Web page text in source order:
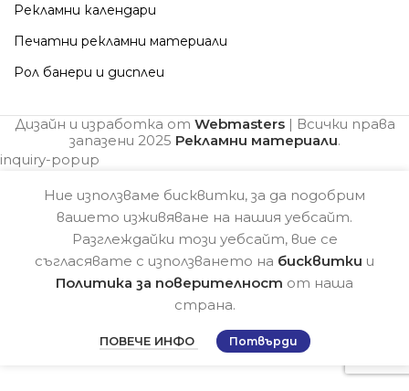
Рекламни календари
Печатни рекламни материали
Рол банери и дисплеи
Дизайн и изработка от Webmasters| Всички права
запазени 2025 Рекламни материали.
inquiry-popup
Ние използваме бисквитки, за да подобрим
вашето изживяване на нашия уебсайт.
Разглеждайки този уебсайт, вие се
съгласявате с използването на бисквитки и
Политика за поверителност от наша
страна.
ПОВЕЧЕ ИНФО Потвърди